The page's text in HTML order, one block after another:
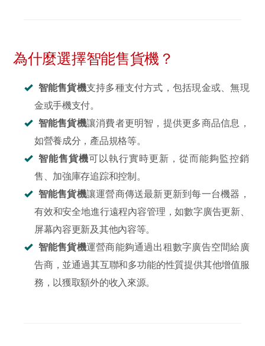
為什麼選擇智能售貨機？
智能售貨機支持多種支付方式，包括現金或、無現
金或手機支付。
智能售貨機讓消費者更明智，提供更多商品信息，
如營養成分，產品規格等。
智能售貨機可以執行實時更新，從而能夠監控銷
售、加強庫存追踪和控制。
智能售貨機讓運營商傳送最新更新到每一台機器，
有效和安全地進行遠程內容管理，如數字廣告更新、
屏幕內容更新及其他內容等。
智能售貨機運營商能夠通過出租數字廣告空間給廣
告商，並通過其互聯和多功能的性質提供其他增值服
務，以獲取額外的收入來源。